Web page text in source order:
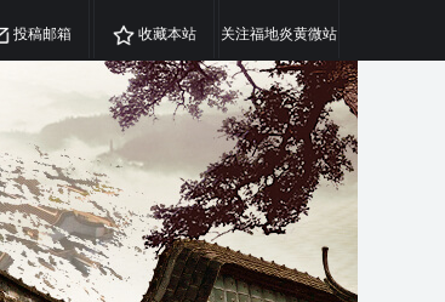
投稿邮箱 收藏本站 关注福地炎黄微站